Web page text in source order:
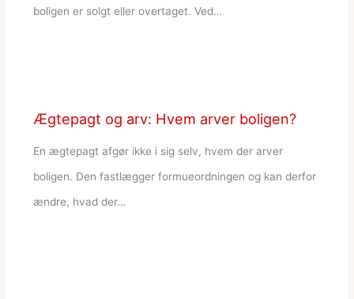
boligen er solgt eller overtaget. Ved…
Ægtepagt og arv: Hvem arver boligen?
En ægtepagt afgør ikke i sig selv, hvem der arver
boligen. Den fastlægger formueordningen og kan derfor
ændre, hvad der…